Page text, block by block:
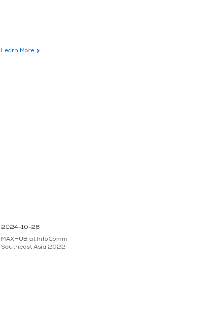
Learn More
2024-10-28
MAXHUB at InfoComm
Southeast Asia 2022